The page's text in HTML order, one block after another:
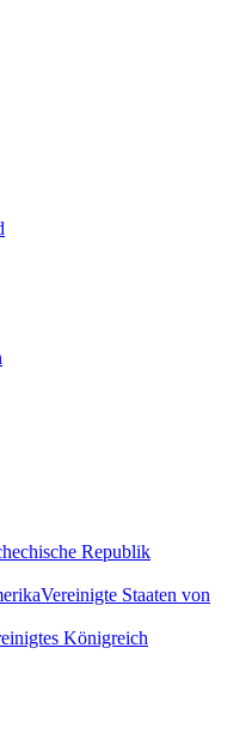
Republik
Vereinigte Staaten von
Königreich